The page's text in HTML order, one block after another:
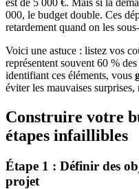
est de 5 000 €. Mais si la
000, le budget double. Ces
retardement quand on les
Voici une astuce : listez vos
représentent souvent 60 %
identifiant ces éléments, vous
éviter les mauvaises
Construire votre
étapes infaillibles
Étape 1 : Définir des
projet